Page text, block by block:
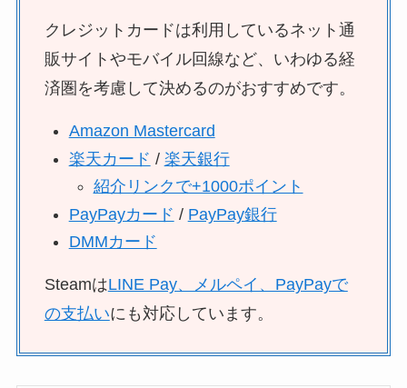
クレジットカードは利用しているネット通
販サイトやモバイル回線など、いわゆる経
済圏を考慮して決めるのがおすすめです。
Amazon Mastercard
楽天カード / 楽天銀行
紹介リンクで+1000ポイント
PayPayカード / PayPay銀行
DMMカード
SteamはLINE Pay、メルペイ、PayPayで
の支払いにも対応しています。